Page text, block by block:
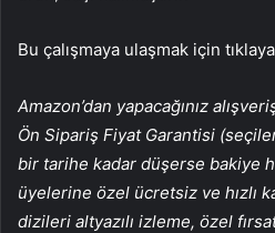
Bu çalışmaya ulaşmak için
Amazon’dan yapacağınız
Ön Sipariş Fiyat Garantisi
bir tarihe kadar düşerse bakiye
üyelerine özel ücretsiz ve hızlı
dizileri altyazılı izleme, özel